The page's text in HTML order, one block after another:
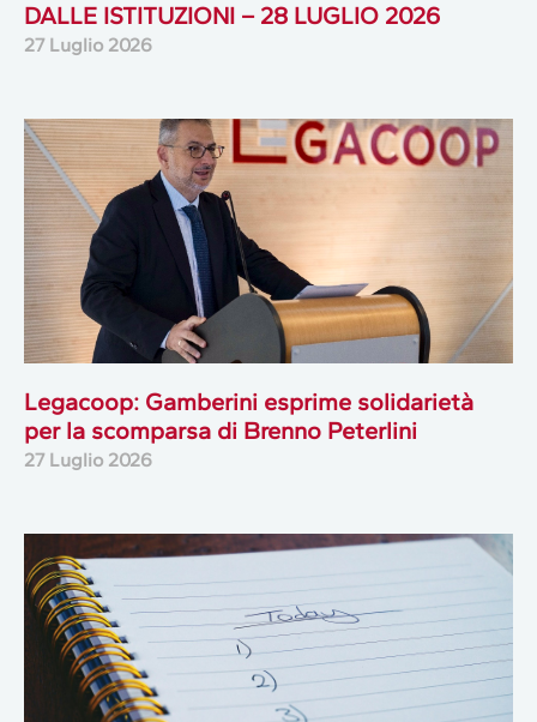
DALLE ISTITUZIONI – 28 LUGLIO 2026
27 Luglio 2026
Legacoop: Gamberini esprime solidarietà
per la scomparsa di Brenno Peterlini
27 Luglio 2026